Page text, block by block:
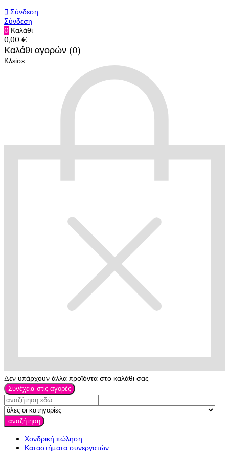
 Σύνδεση
Σύνδεση
0 Καλάθι
0,00 €
Καλάθι αγορών (0)
Κλείσε
Δεν υπάρχουν άλλα προϊόντα στο καλάθι σας
Συνέχεια στις αγορές
αναζήτηση
Χονδρική πώληση
Καταστήματα συνεργατών